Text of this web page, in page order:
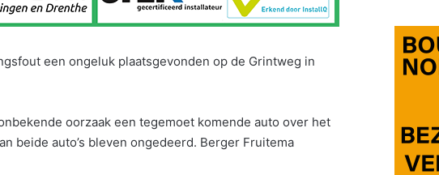
een ongeluk plaatsgevonden op de Grintweg in
oorzaak een tegemoet komende auto over het
beide auto’s bleven ongedeerd. Berger Fruitema